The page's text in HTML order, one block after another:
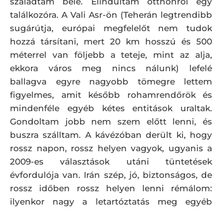
találkozóra. A Vali Asr-ön (Teherán legtrendibb
sugárútja, európai megfelelőt nem tudok
hozzá társítani, mert 20 km hosszú és 500
méterrel van följebb a teteje, mint az alja,
ekkora város meg nincs nálunk) lefelé
ballagva egyre nagyobb tömegre lettem
figyelmes, amit később rohamrendőrök és
mindenféle egyéb kétes entitások uraltak.
Gondoltam jobb nem szem előtt lenni, és
buszra szálltam. A kávézóban derült ki, hogy
rossz napon, rossz helyen vagyok, ugyanis a
2009-es választások utáni tüntetések
évfordulója van. Irán szép, jó, biztonságos, de
rossz időben rossz helyen lenni rémálom:
ilyenkor nagy a letartóztatás meg egyéb